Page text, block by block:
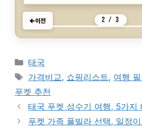
카
테
고
태국
태
그
가격비교,쇼핑리스트,여행 필
태국 푸켓 성수기 여행, 5가지
푸켓 가족 풀빌라 선택, 일정이
© 2026 antennatrend.com • 제작